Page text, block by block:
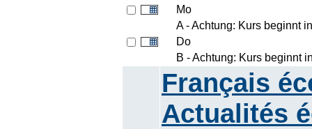
Mo
A - Achtung: Kurs beginnt
Do
B - Achtung: Kurs beginnt
Français
Actualités